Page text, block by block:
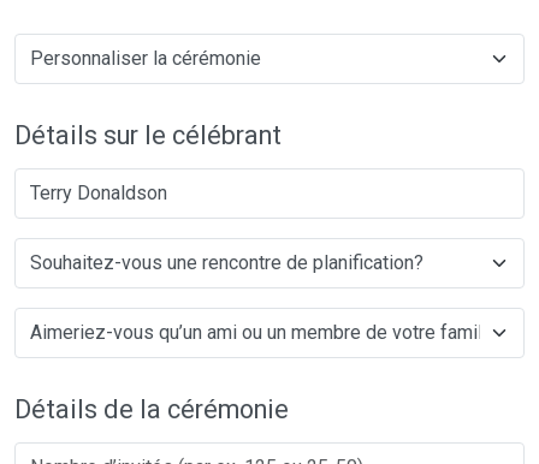
Détails sur le célébrant
Terry Donaldson
Détails de la cérémonie